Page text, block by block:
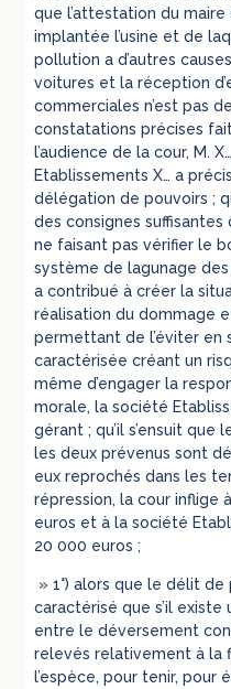
» 1°) alors que le délit de
caractérisé que s’il
entre le déversement
relevés relativement à la
l’espèce, pour tenir, pour